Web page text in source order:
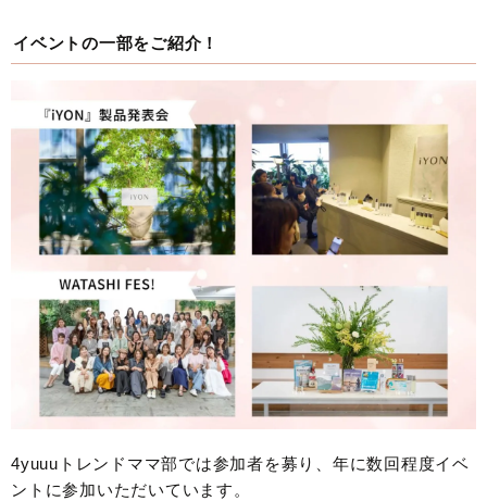
イベントの一部をご紹介！
4yuuuトレンドママ部では参加者を募り、年に数回程度イベ
ントに参加いただいています。